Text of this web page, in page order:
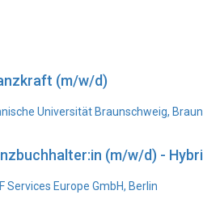
(m/w/d)
Universität Braunschweig,
(m/w/d) -
Services Europe GmbH, Berlin